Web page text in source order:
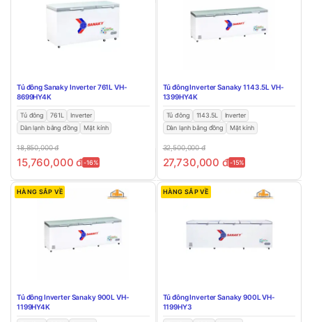
Tủ đông Sanaky Inverter 761L VH-
8699HY4K
Tủ đông 761L
Inverter
Dàn lạnh bằng đồng
Mặt kính
18,850,000đ
15,760,000đ-16%
Tủ đông Inverter Sanaky 1143.5L VH-
1399HY4K
Tủ đông 1143.5L
Inverter
Dàn lạnh bằng đồng
Mặt kính
32,500,000đ
27,730,000 đ-15%
HÀNG SẮP VỀ
Tủ đông Inverter Sanaky 900L VH-
1199HY4K
HÀNG SẮP VỀ
Tủ đông Inverter Sanaky 900L VH-
1199HY3